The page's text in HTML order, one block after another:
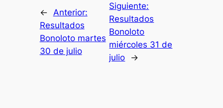
←
Anterior:
Resultados
Bonoloto martes
30 de julio
Siguiente:
Resultados
Bonoloto
miércoles 31 de
julio
→